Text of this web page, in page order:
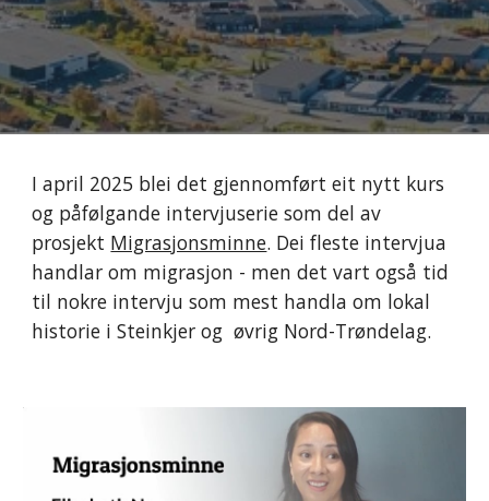
I april 2025 blei det gjennomført eit nytt kurs
og påfølgande intervjuserie som del av
prosjekt Migrasjonsminne. Dei fleste intervjua
handlar om migrasjon - men det vart også tid
til nokre intervju som mest handla om lokal
historie i Steinkjer og øvrig Nord-Trøndelag.